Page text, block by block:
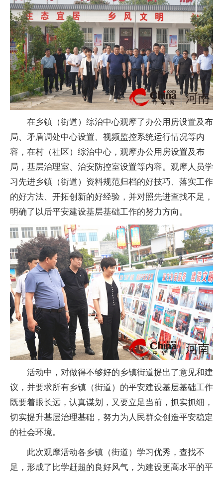
在乡镇（街道）综治中心观摩了办公用房设置及布
局、矛盾调处中心设置、视频监控系统运行情况等内
容，在村（社区）综治中心，观摩办公用房设置及布
局，基层治理室、治安防控室设置等内容。观摩人员学
习先进乡镇（街道）资料规范归档的好技巧、 落实工作
的好方法、开拓创新的好经验，并对照先进查找不足，
明确了以后平安建设基层基础工作的努力方向。
活动中，对做得不够好的乡镇街道提出了意见和建
议，并要求所有乡镇（街道）的平安建设基层基础工作
既要着眼长远，认真谋划，又要立足当前，抓实抓细，
切实提升基层治理基础，努力为人民群众创造平安稳定
的社会环境。
此次观摩活动各乡镇（街道）学习优秀，查找不
足，形成了比学赶超的良好风气，为建设更高水平的平